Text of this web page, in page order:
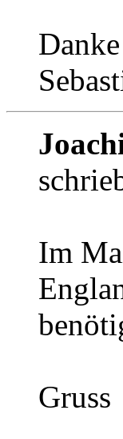
Im
Gruss